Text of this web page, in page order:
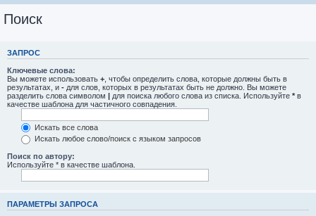
Поиск
ЗАПРОС
Ключевые слова:
Вы можете использовать + , чтобы определить слова, которые должны быть в
результатах, и - для слов, которых в результатах быть не должно. Вы можете
разделить слова символом | для поиска любого слова из списка. Используйте * в
качестве шаблона для частичного совпадения.
Искать все слова
Искать любое слово/поиск с языком запросов
Поиск по автору:
Используйте * в качестве шаблона.
ПАРАМЕТРЫ ЗАПРОСА